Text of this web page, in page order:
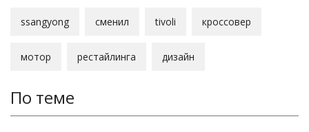
ssangyong сменил tivoli кроссовер
мотор рестайлинга дизайн
По теме